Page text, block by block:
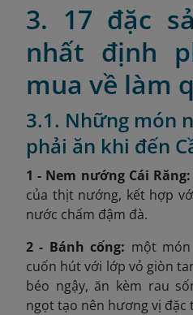
3. 17 đặc
nhất định
mua về làm
3.1. Những món
phải ăn khi đến
1 - Nem nướng Cái Răng:
của thịt nướng, kết hợp
nước chấm đậm đà.
2 - Bánh cống: một
cuốn hút với lớp vỏ giòn
béo ngậy, ăn kèm rau
ngọt tạo nên hương vị đặc